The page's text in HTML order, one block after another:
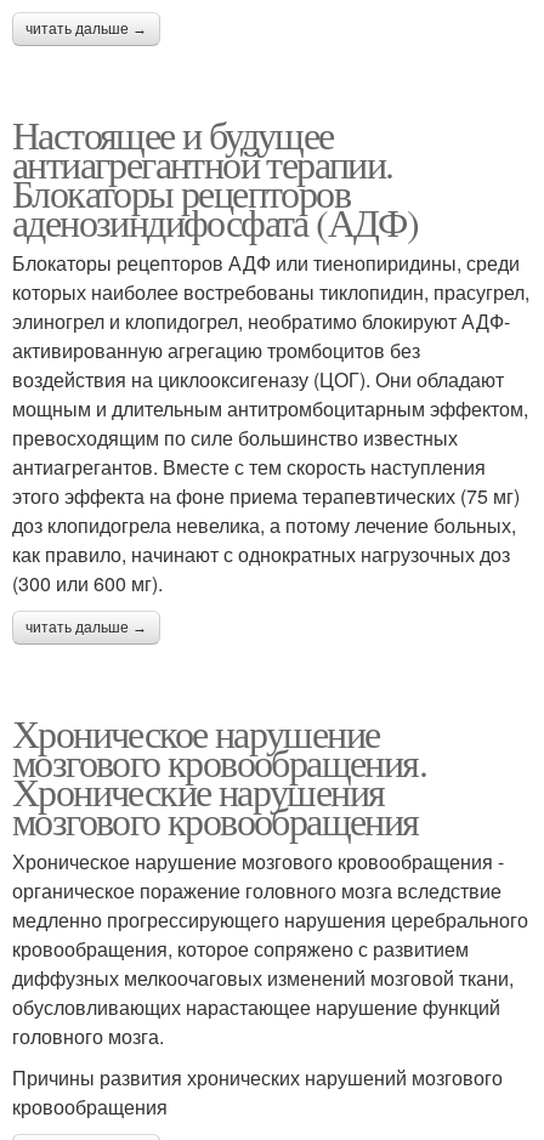
читать дальше →
Настоящее и будущее
антиагрегантной терапии.
Блокаторы рецепторов
аденозиндифосфата (АДФ)
Блокаторы рецепторов АДФ или тиенопиридины, среди
которых наиболее востребованы тиклопидин, прасугрел,
элиногрел и клопидогрел, необратимо блокируют АДФ-
активированную агрегацию тромбоцитов без
воздействия на циклооксигеназу (ЦОГ). Они обладают
мощным и длительным антитромбоцитарным эффектом,
превосходящим по силе большинство известных
антиагрегантов. Вместе с тем скорость наступления
этого эффекта на фоне приема терапевтических (75 мг)
доз клопидогрела невелика, а потому лечение больных,
как правило, начинают с однократных нагрузочных доз
(300 или 600 мг).
читать дальше →
Хроническое нарушение
мозгового кровообращения.
Хронические нарушения
мозгового кровообращения
Хроническое нарушение мозгового кровообращения -
органическое поражение головного мозга вследствие
медленно прогрессирующего нарушения церебрального
кровообращения, которое сопряжено с развитием
диффузных мелкоочаговых изменений мозговой ткани,
обусловливающих нарастающее нарушение функций
головного мозга.
Причины развития хронических нарушений мозгового
кровообращения